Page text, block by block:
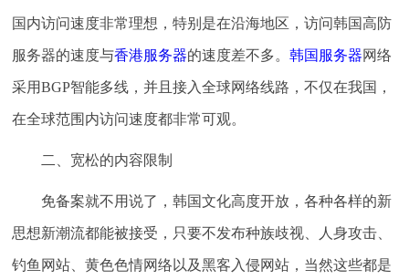
国内访问速度非常理想，特别是在沿海地区，访问韩国高防
服务器的速度与香港服务器的速度差不多。韩国服务器网络
采用BGP智能多线，并且接入全球网络线路，不仅在我国，
在全球范围内访问速度都非常可观。
二、宽松的内容限制
免备案就不用说了，韩国文化高度开放，各种各样的新
思想新潮流都能被接受，只要不发布种族歧视、人身攻击、
钓鱼网站、黄色色情网络以及黑客入侵网站，当然这些都是